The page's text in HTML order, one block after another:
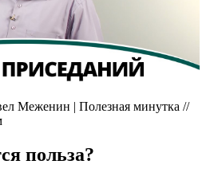
Меженин | Полезная минутка //
польза?